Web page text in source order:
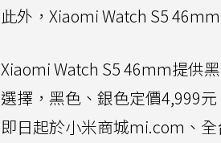
此外，Xiaomi Watch S5
Xiaomi Watch S5 46mm提供
選擇，黑色、銀色定價4,999
即日起於小米商城mi.com、